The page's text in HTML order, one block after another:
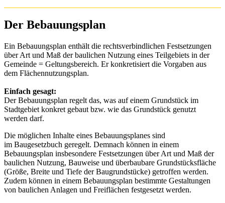
Der Bebauungsplan
Ein Bebauungsplan enthält die rechtsverbindlichen Festsetzungen
über Art und Maß der baulichen Nutzung eines Teilgebiets in der
Gemeinde = Geltungsbereich. Er konkretisiert die Vorgaben aus
dem Flächennutzungsplan.
Einfach gesagt:
Der Bebauungsplan regelt das, was auf einem Grundstück im
Stadtgebiet konkret gebaut bzw. wie das Grundstück genutzt
werden darf.
Die möglichen Inhalte eines Bebauungsplanes sind
im Baugesetzbuch geregelt. Demnach können in einem
Bebauungsplan insbesondere Festsetzungen über Art und Maß der
baulichen Nutzung, Bauweise und überbaubare Grundstücksfläche
(Größe, Breite und Tiefe der Baugrundstücke) getroffen werden.
Zudem können in einem Bebauungsplan bestimmte Gestaltungen
von baulichen Anlagen und Freiflächen festgesetzt werden.